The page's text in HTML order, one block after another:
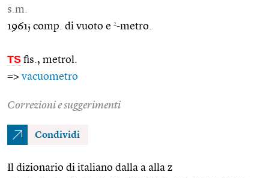
s.m.
1961; comp. di vuoto e 2-metro.
TS fis., metrol.
=> vacuometro
Correzioni e suggerimenti
Condividi
Il dizionario di italiano dalla a alla z